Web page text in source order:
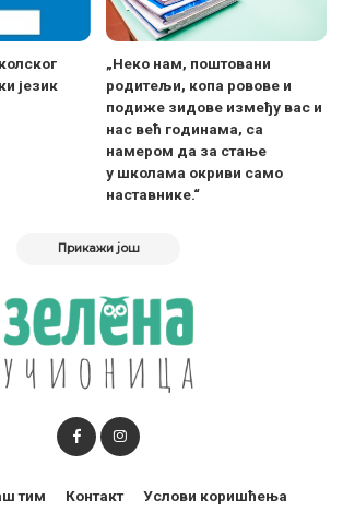
језик
„Неко нам, поштовани
родитељи, копа ровове и
подиже зидове између вас и
нас већ годинама, са
намером да за стање
у школама окриви само
наставнике.“
Прикажи још
тим Контакт Услови коришћења